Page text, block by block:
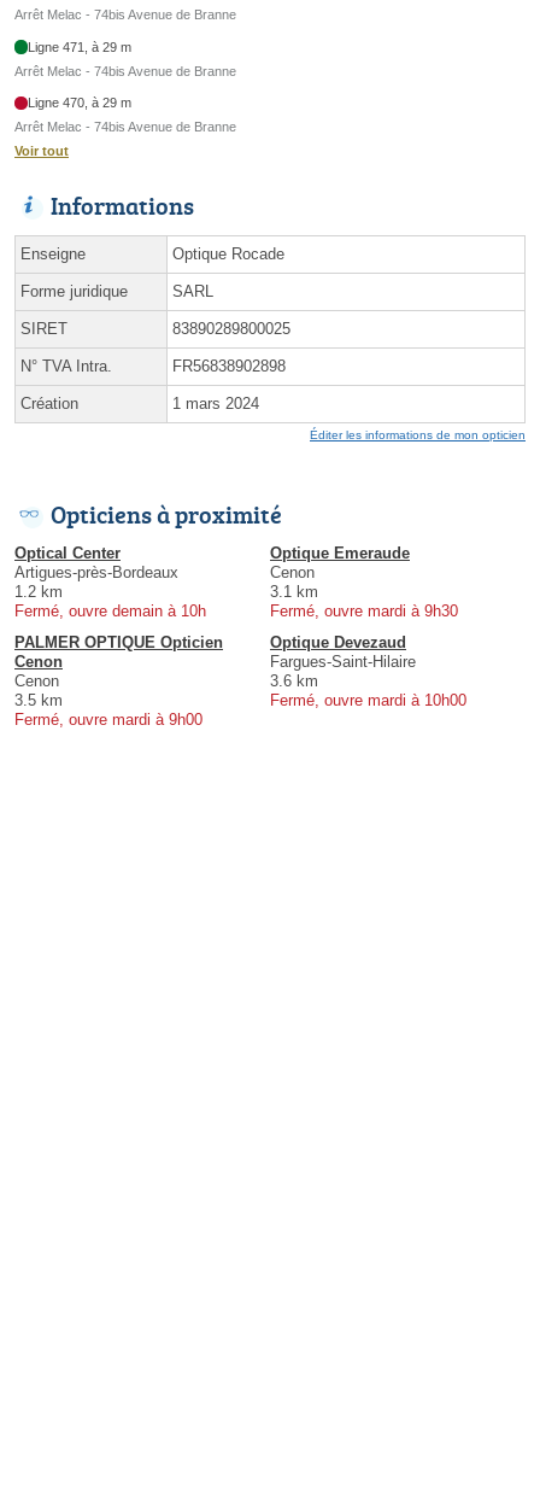
Arrêt Melac - 74bis Avenue de Branne
Ligne 471, à 29 m
Arrêt Melac - 74bis Avenue de Branne
Ligne 470, à 29 m
Arrêt Melac - 74bis Avenue de Branne
Voir tout
Informations
Enseigne Optique Rocade
Forme juridique SARL
SIRET 83890289800025
N° TVA Intra. FR56838902898
Création 1 mars 2024
Éditer les informations de mon opticien
Opticiens à proximité
Optical Center
Artigues-près-Bordeaux
1.2 km
Fermé, ouvre demain à 10h
Optique Emeraude
Cenon
3.1 km
Fermé, ouvre mardi à 9h30
PALMER OPTIQUE Opticien
Cenon
Cenon
3.5 km
Fermé, ouvre mardi à 9h00
Optique Devezaud
Fargues-Saint-Hilaire
3.6 km
Fermé, ouvre mardi à 10h00